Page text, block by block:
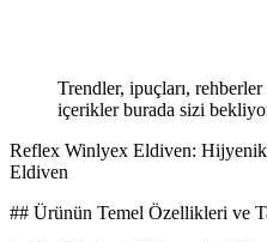
Trendler, ipuçları,
içerikler burada sizi
Reflex Winlyex Eldiven:
Eldiven
## Ürünün Temel Özellikleri ve